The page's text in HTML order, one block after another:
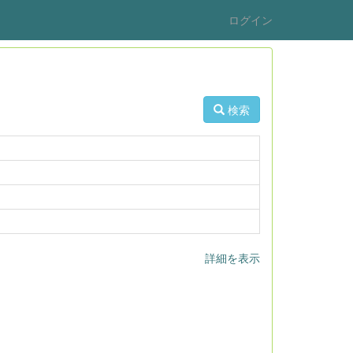
ログイン
検索
詳細を表示